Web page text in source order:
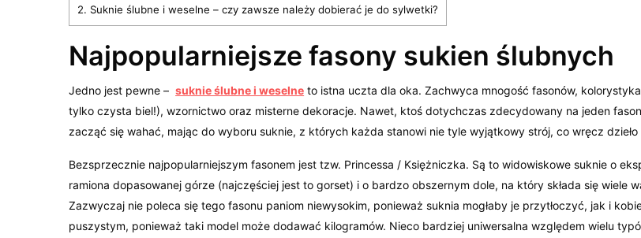
2. Suknie ślubne i weselne – czy zawsze należy dobierać je do sylwetki?
Najpopularniejsze fasony sukien ślubnych
Jedno jest pewne –suknie ślubne i weselne to istna uczta dla oka. Zachwyca mnogość fasonów,
tylko czysta biel!), wzornictwo oraz misterne dekoracje. Nawet, ktoś dotychczas zdecydowany na jeden
zacząć się wahać, mając do wyboru suknie, z których każda stanowi nie tyle wyjątkowy strój, co wręcz dzieło
Bezsprzecznie najpopularniejszym fasonem jest tzw. Princessa / Księżniczka. Są to widowiskowe suknie o
ramiona dopasowanej górze (najczęściej jest to gorset) i o bardzo obszernym dole, na który składa się wiele
Zazwyczaj nie poleca się tego fasonu paniom niewysokim, ponieważ suknia mogłaby je przytłoczyć, jak i
puszystym, ponieważ taki model może dodawać kilogramów. Nieco bardziej uniwersalna względem wielu